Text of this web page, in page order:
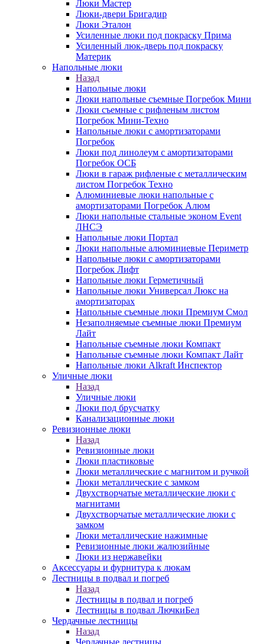
Люки Мастер
Люки-двери Бригадир
Люки Эталон
Усиленные люки под покраску Прима
Усиленный люк-дверь под покраску
Материк
Напольные люки
Назад
Напольные люки
Люки напольные съемные Погребок Мини
Люки съемные с рифленым листом
Погребок Мини-Техно
Напольные люки с амортизаторами
Погребок
Люки под линолеум с амортизаторами
Погребок ОСБ
Люки в гараж рифленые с металлическим
листом Погребок Техно
Алюминиевые люки напольные с
амортизаторами Погребок Алюм
Люки напольные стальные эконом Event
ЛНСЭ
Напольные люки Портал
Люки напольные алюминиевые Периметр
Напольные люки с амортизаторами
Погребок Лифт
Напольные люки Герметичный
Напольные люки Универсал Люкс на
амортизаторах
Напольные съемные люки Премиум Смол
Незаполняемые съемные люки Премиум
Лайт
Напольные съемные люки Компакт
Напольные съемные люки Компакт Лайт
Напольные люки Alkraft Инспектор
Уличные люки
Назад
Уличные люки
Люки под брусчатку
Канализационные люки
Ревизионные люки
Назад
Ревизионные люки
Люки пластиковые
Люки металлические с магнитом и ручкой
Люки металлические с замком
Двухстворчатые металлические люки с
магнитами
Двухстворчатые металлические люки с
замком
Люки металлические нажимные
Ревизионные люки жалюзийные
Люки из нержавейки
Аксессуары и фурнитура к люкам
Лестницы в подвал и погреб
Назад
Лестницы в подвал и погреб
Лестницы в подвал ЛючкиБел
Чердачные лестницы
Назад
Чердачные лестницы